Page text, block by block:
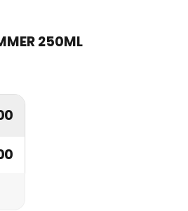
250ML